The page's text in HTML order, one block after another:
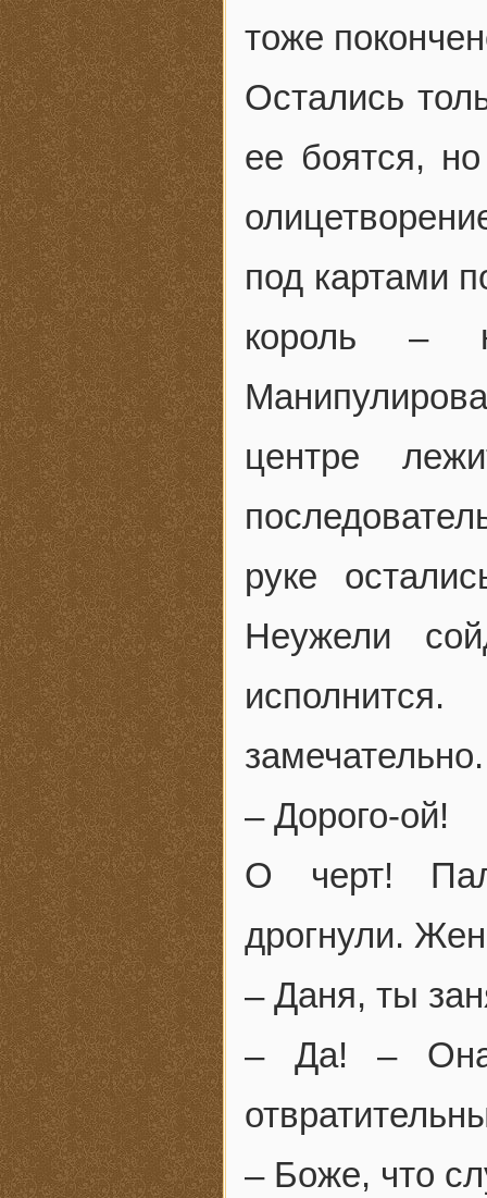
тоже
Остались
ее боятся,
под картами
король –
центре
руке
Неужели
– Дорого-ой!
О черт!
дрогнули.
– Даня, ты
– Да! – Она
– Боже, что